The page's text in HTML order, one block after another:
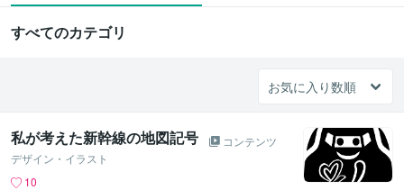
すべてのカテゴリ
私が考えた新幹線の地図記号
コンテンツ
デザイン・イラスト
10